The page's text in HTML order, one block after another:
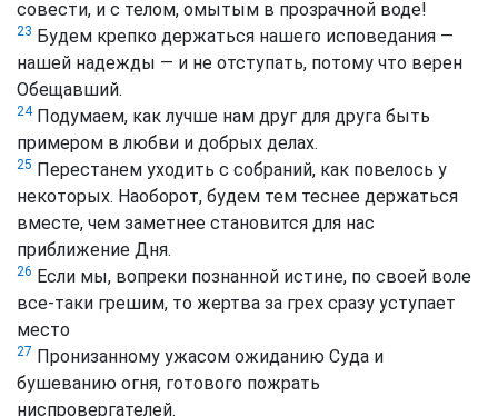
совести, и с телом, омытым в прозрачной воде!
23 Будем крепко держаться нашего исповедания —
нашей надежды — и не отступать, потому что верен
Обещавший.
24Подумаем, как лучше нам друг для друга быть
примером в любви и добрых делах.
25 Перестанем уходить с собраний, как повелось у
некоторых. Наоборот, будем тем теснее держаться
вместе, чем заметнее становится для нас
приближение Дня.
26 Если мы, вопреки познанной истине, по своей воле
все‑таки грешим, то жертва за грех сразу уступает
место
27 Пронизанному ужасом ожиданию Суда и
бушеванию огня, готового пожрать
ниспровергателей.